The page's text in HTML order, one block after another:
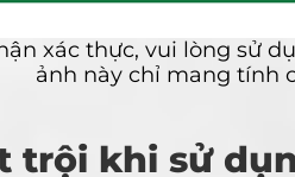
xác thực, vui lòng sử
ảnh này chỉ mang tính
trội khi sử